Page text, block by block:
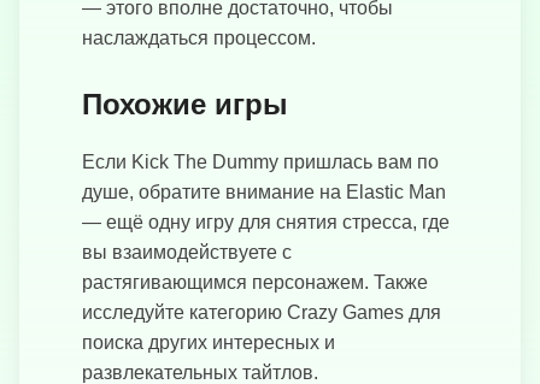
— этого вполне достаточно, чтобы
наслаждаться процессом.
Похожие игры
Если Kick The Dummy пришлась вам по
душе, обратите внимание на Elastic Man
— ещё одну игру для снятия стресса, где
вы взаимодействуете с
растягивающимся персонажем. Также
исследуйте категорию Crazy Games для
поиска других интересных и
развлекательных тайтлов.